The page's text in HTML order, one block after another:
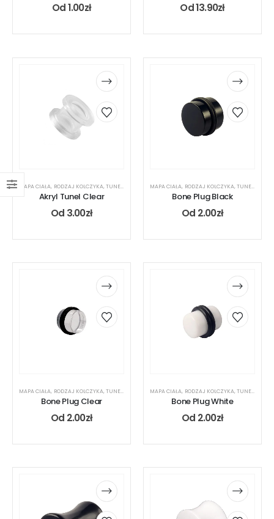
Od1.00zł Od13.90zł
MAPA CIAŁA, RODZAJ KOLCZYKA,TUNEL ,
Akryl Tunel Clear
Od 3.00zł
MAPA CIAŁA, RODZAJ KOLCZYKA,TUNEL ,
Bone Plug Black
Od 2.00zł
MAPA CIAŁA, RODZAJ KOLCZYKA,TUNEL ,
Bone Plug Clear
Od 2.00zł
MAPA CIAŁA, RODZAJ KOLCZYKA,TUNEL ,
Bone Plug White
Od 2.00zł